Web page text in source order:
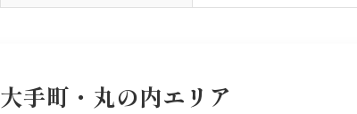
大手町・丸の内エリア